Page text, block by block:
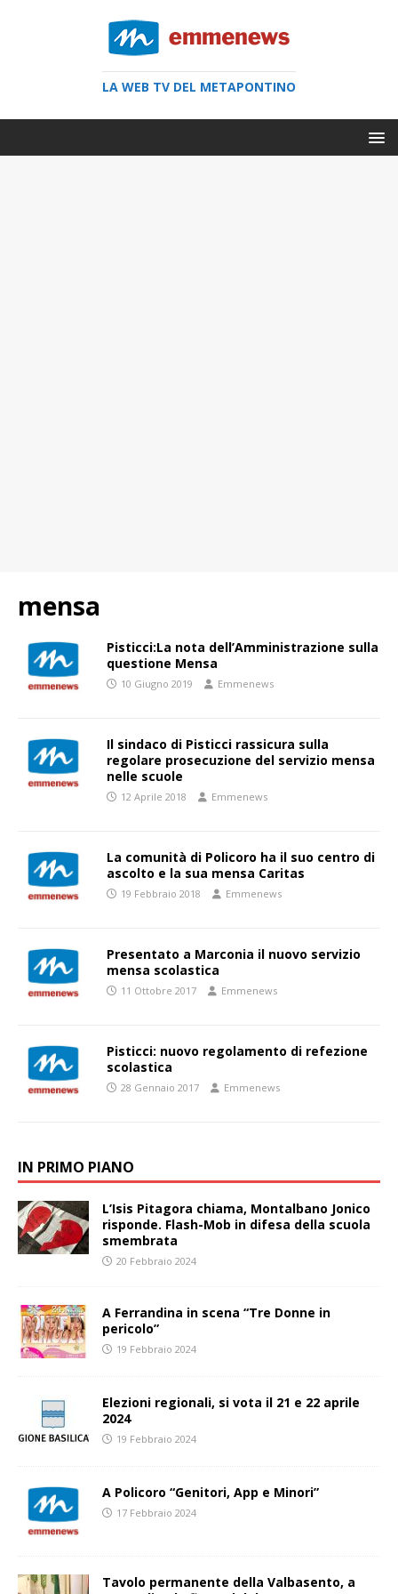
LA WEB TV DEL METAPONTINO
mensa
Pisticci:La nota dell’Amministrazione sulla
questione Mensa
10 Giugno 2019 Emmenews
Il sindaco di Pisticci rassicura sulla
regolare prosecuzione del servizio mensa
nelle scuole
12 Aprile 2018 Emmenews
La comunità di Policoro ha il suo centro di
ascolto e la sua mensa Caritas
19 Febbraio 2018 Emmenews
Presentato a Marconia il nuovo servizio
mensa scolastica
11 Ottobre 2017 Emmenews
Pisticci: nuovo regolamento di refezione
scolastica
28 Gennaio 2017 Emmenews
IN PRIMO PIANO
L’Isis Pitagora chiama, Montalbano Jonico
risponde. Flash-Mob in difesa della scuola
smembrata
20 Febbraio 2024
A Ferrandina in scena “Tre Donne in
pericolo”
19 Febbraio 2024
Elezioni regionali, si vota il 21 e 22 aprile
2024
19 Febbraio 2024
A Policoro “Genitori, App e Minori”
17 Febbraio 2024
Tavolo permanente della Valbasento, a